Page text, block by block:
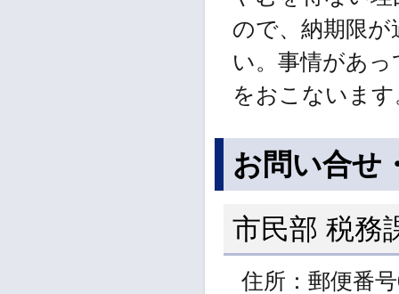
ので、納期限
い。事情があ
をおこないます
お問い合せ
市民部 税務
住所：郵便番